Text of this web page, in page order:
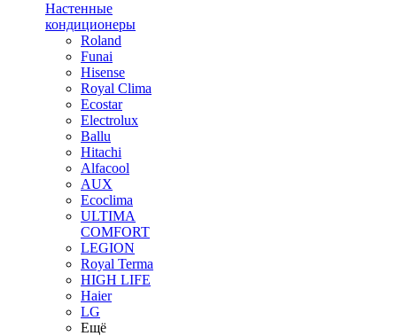
Настенные
кондиционеры
Roland
Funai
Hisense
Royal Clima
Ecostar
Electrolux
Ballu
Hitachi
Alfacool
AUX
Ecoclima
ULTIMA
COMFORT
LEGION
Royal Terma
HIGH LIFE
Haier
LG
Ещё